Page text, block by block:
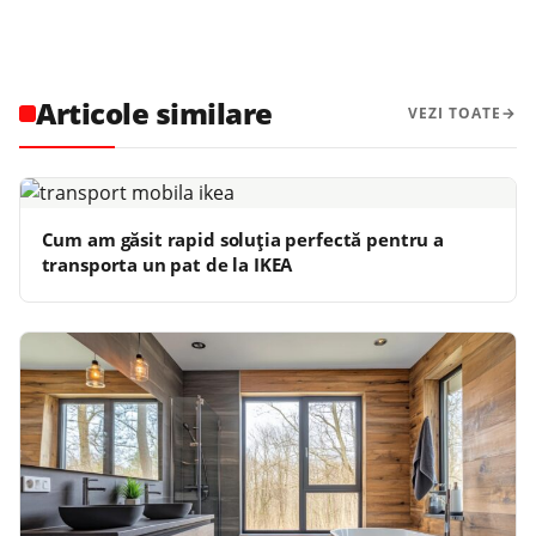
Articole similare VEZI TOATE
Cum am găsit rapid soluția perfectă pentru a
transporta un pat de la IKEA